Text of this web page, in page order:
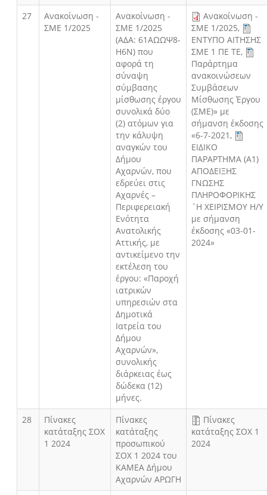
27
Ανακοίνωση -
ΣΜΕ 1/2025
Ανακοίνωση -
ΣΜΕ 1/2025
(ΑΔΑ: 61ΑΩΩΨ8-
Η6Ν) που
αφορά τη
σύναψη
σύμβασης
μίσθωσης έργου
συνολικά δύο
(2) ατόμων για
την κάλυψη
αναγκών του
Δήμου
Αχαρνών, που
εδρεύει στις
Αχαρνές –
Περιφερειακή
Ενότητα
Ανατολικής
Αττικής, με
αντικείμενο την
εκτέλεση του
έργου: «Παροχή
ιατρικών
υπηρεσιών στα
Δημοτικά
Ιατρεία του
Δήμου
Αχαρνών»,
συνολικής
διάρκειας έως
δώδεκα (12)
μήνες.
Ανακοίνωση -
ΣΜΕ 1/2025,
ΕΝΤΥΠΟ ΑΙΤΗΣΗΣ
ΣΜΕ 1 ΠΕ ΤΕ,
Παράρτημα
ανακοινώσεων
Συμβάσεων
Μίσθωσης Έργου
(ΣΜΕ)» με
σήμανση έκδοσης
«6-7-2021 ,
ΕΙΔΙΚΟ
ΠΑΡΑΡΤΗΜΑ (Α1)
ΑΠΟΔΕΙΞΗΣ
ΓΝΩΣΗΣ
ΠΛΗΡΟΦΟΡΙΚΗΣ
΄Η ΧΕΙΡΙΣΜΟΥ Η/Υ
με σήμανση
έκδοσης «03-01-
2024»
28
Πίνακες
κατάταξης ΣΟΧ
1 2024
Πίνακες
κατάταξης
προσωπικού
ΣΟΧ 1 2024 του
ΚΑΜΕΑ Δήμου
Αχαρνών ΑΡΩΓΗ
Πίνακες
κατάταξης ΣΟΧ 1
2024